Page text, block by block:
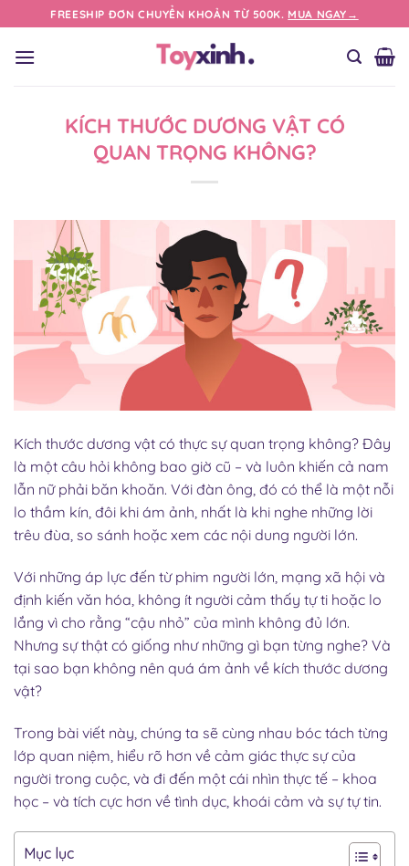
qua
nội
FREESHIP ĐƠN CHUYỂN KHOẢN TỪ 500K. MUA NGAY→
KÍCH THƯỚC DƯƠNG VẬT CÓ
QUAN TRỌNG KHÔNG?
Kích thước dương vật có thực sự quan trọng không? Đây
là một câu hỏi không bao giờ cũ – và luôn khiến cả nam
lẫn nữ phải băn khoăn. Với đàn ông, đó có thể là một nỗi
lo thầm kín, đôi khi ám ảnh, nhất là khi nghe những lời
trêu đùa, so sánh hoặc xem các nội dung người lớn.
Với những áp lực đến từ phim người lớn, mạng xã hội và
định kiến văn hóa, không ít người cảm thấy tự ti hoặc lo
lắng vì cho rằng “cậu nhỏ” của mình không đủ lớn.
Nhưng sự thật có giống như những gì bạn từng nghe? Và
tại sao bạn không nên quá ám ảnh về kích thước dương
vật?
Trong bài viết này, chúng ta sẽ cùng nhau bóc tách từng
lớp quan niệm, hiểu rõ hơn về cảm giác thực sự của
người trong cuộc, và đi đến một cái nhìn thực tế – khoa
học – và tích cực hơn về tình dục, khoái cảm và sự tự tin.
Mục lục